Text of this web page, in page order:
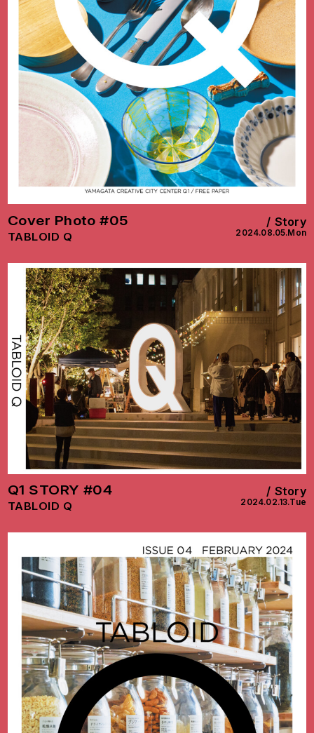
Cover Photo #05
TABLOID Q
Story
2024.08.05.Mon
Q1 STORY #04
TABLOID Q
Story
2024.02.13.Tue